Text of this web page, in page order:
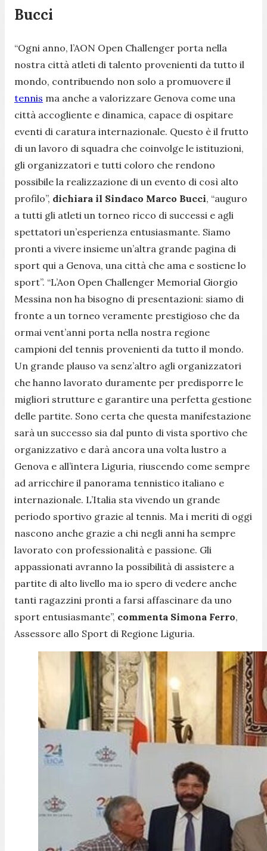
Bucci
“Ogni anno, l’AON Open Challenger porta nella
nostra città atleti di talento provenienti da tutto il
mondo, contribuendo non solo a promuovere il
tennis ma anche a valorizzare Genova come una
città accogliente e dinamica, capace di ospitare
eventi di caratura internazionale. Questo è il frutto
di un lavoro di squadra che coinvolge le istituzioni,
gli organizzatori e tutti coloro che rendono
possibile la realizzazione di un evento di così alto
profilo”, dichiara il Sindaco Marco Bucci, “auguro
a tutti gli atleti un torneo ricco di successi e agli
spettatori un’esperienza entusiasmante. Siamo
pronti a vivere insieme un’altra grande pagina di
sport qui a Genova, una città che ama e sostiene lo
sport”. “L’Aon Open Challenger Memorial Giorgio
Messina non ha bisogno di presentazioni: siamo di
fronte a un torneo veramente prestigioso che da
ormai vent’anni porta nella nostra regione
campioni del tennis provenienti da tutto il mondo.
Un grande plauso va senz’altro agli organizzatori
che hanno lavorato duramente per predisporre le
migliori strutture e garantire una perfetta gestione
delle partite. Sono certa che questa manifestazione
sarà un successo sia dal punto di vista sportivo che
organizzativo e darà ancora una volta lustro a
Genova e all’intera Liguria, riuscendo come sempre
ad arricchire il panorama tennistico italiano e
internazionale. L’Italia sta vivendo un grande
periodo sportivo grazie al tennis. Ma i meriti di oggi
nascono anche grazie a chi negli anni ha sempre
lavorato con professionalità e passione. Gli
appassionati avranno la possibilità di assistere a
partite di alto livello ma io spero di vedere anche
tanti ragazzini pronti a farsi affascinare da uno
sport entusiasmante”, commenta Simona Ferro,
Assessore allo Sport di Regione Liguria.